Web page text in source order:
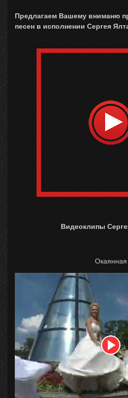
Предлагаем Вашему вниманю
песен в исполнении Сергея
Видеоклипы
Окаянная